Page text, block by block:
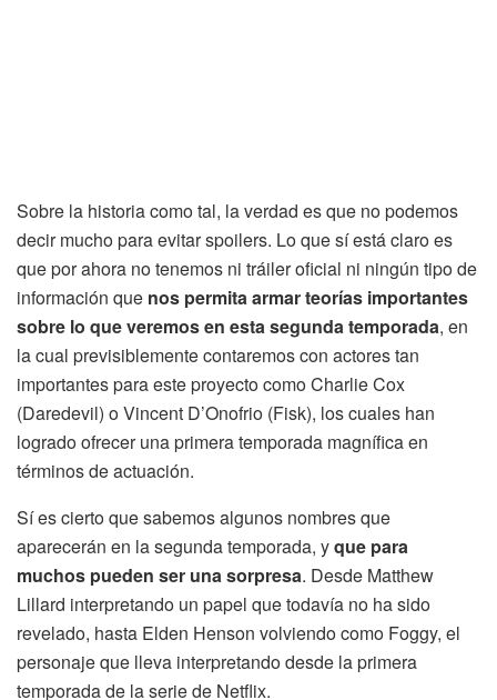
Sobre la historia como tal, la verdad es que no podemos
decir mucho para evitar spoilers. Lo que sí está claro es
que por ahora no tenemos ni tráiler oficial ni ningún tipo de
información que nos permita armar teorías importantes
sobre lo que veremos en esta segunda temporada, en
la cual previsiblemente contaremos con actores tan
importantes para este proyecto como Charlie Cox
(Daredevil) o Vincent D’Onofrio (Fisk), los cuales han
logrado ofrecer una primera temporada magnífica en
términos de actuación.
Sí es cierto que sabemos algunos nombres que
aparecerán en la segunda temporada, yque para
muchos pueden ser una sorpresa. Desde Matthew
Lillard interpretando un papel que todavía no ha sido
revelado, hasta Elden Henson volviendo como Foggy, el
personaje que lleva interpretando desde la primera
temporada de la serie de Netflix.